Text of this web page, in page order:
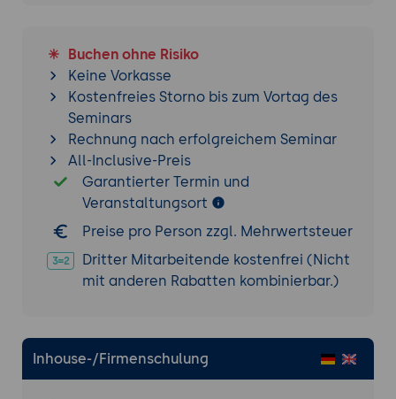
Buchen ohne Risiko
Keine Vorkasse
Kostenfreies Storno bis zum Vortag des
Seminars
Rechnung nach erfolgreichem Seminar
All-Inclusive-Preis
Garantierter Termin und
Veranstaltungsort
Preise pro Person zzgl. Mehrwertsteuer
Dritter Mitarbeitende kostenfrei (Nicht
mit anderen Rabatten kombinierbar.)
Inhouse-/Firmenschulung